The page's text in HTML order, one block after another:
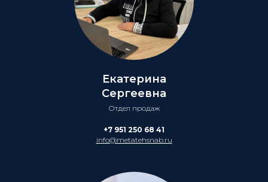
Екатерина
Сергеевна
Отдел продаж
+7 951 250 68 41
info@metatehsnab.ru